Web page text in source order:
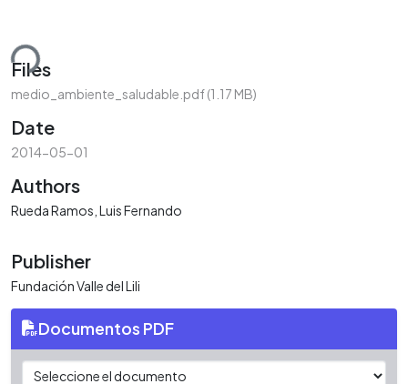
Files
medio_ambiente_saludable.pdf(1.17 MB)
Date
2014-05-01
Authors
Rueda Ramos, Luis Fernando
Publisher
Fundación Valle del Lili
Documentos PDF